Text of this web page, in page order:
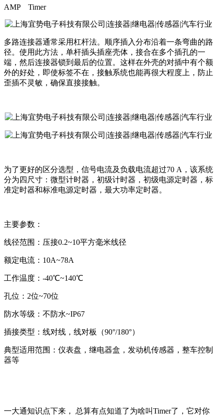
AMPTimer
多路连接器通常采用杠杆法。顺序插入分布沿着一条弯曲的路
径。使用此方法，单杆插头插座壳体，接合在多个插孔的一
端，然后连接器锁到最后的位置。这样在外壳的对插中有个额
外的好处，即使标签不在，接触系统也能再很大程度上，防止
歪插不灵敏，确保直接接触。
为了更好的区分选型，信号电流及负载电流超过70 A，该系统
分为四尺寸：微型计时器，初级计时器，初级电源定时器，标
准定时器和标准电源定时器，最大功率定时器。
主要参数：
线径范围：压接0.2~10平方毫米线径
额定电流：10A~78A
工作温度：-40℃~140℃
孔位：2位~70位
防水等级：不防水~IP67
插接类型：线对线，线对板（90°/180°）
典型适用范围：仪表盘，继电器盒，发动机传感器，整车控制
器等
一大通知识点下来， 总算有点知道了为啥叫Timer了，它对你